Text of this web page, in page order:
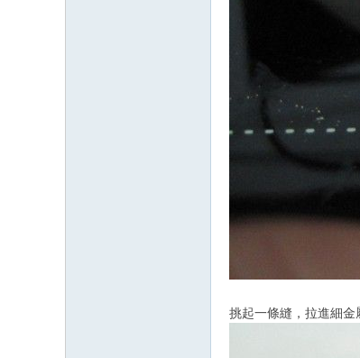
挑起一條縫，拉進細